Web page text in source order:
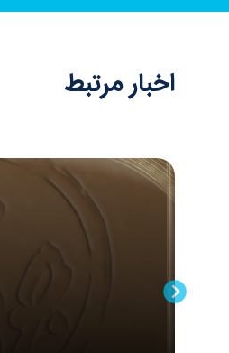
اخبار مرتبط